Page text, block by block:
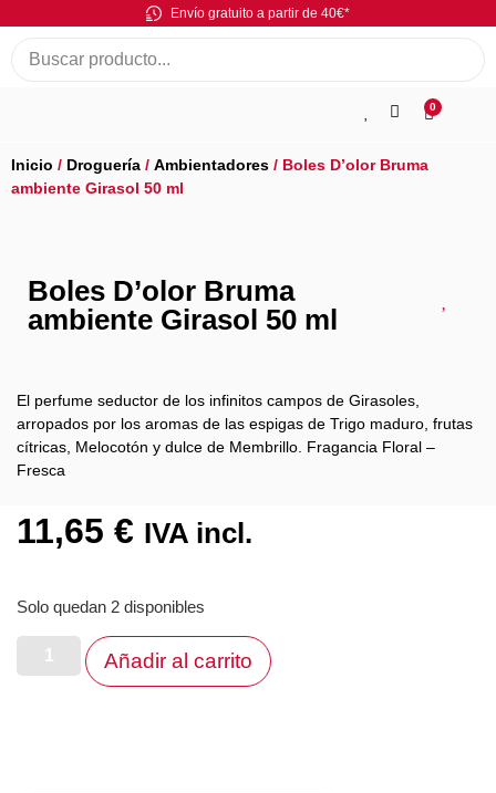
Envío gratuito a partir de 40€*
0
Inicio / Droguería / Ambientadores / Boles D’olor Bruma
ambiente Girasol 50 ml
Boles D’olor Bruma
ambiente Girasol 50 ml
El perfume seductor de los infinitos campos de Girasoles,
arropados por los aromas de las espigas de Trigo maduro, frutas
cítricas, Melocotón y dulce de Membrillo. Fragancia Floral –
Fresca
11,65 € IVA incl.
Solo quedan 2 disponibles
Añadir al carrito